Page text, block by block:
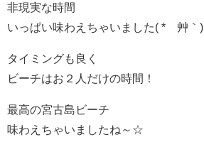
非現実な時間
いっぱい味わえちゃいました( *´艸｀)
タイミングも良く
ビーチはお２人だけの時間！
最高の宮古島ビーチ
味わえちゃいましたね～☆